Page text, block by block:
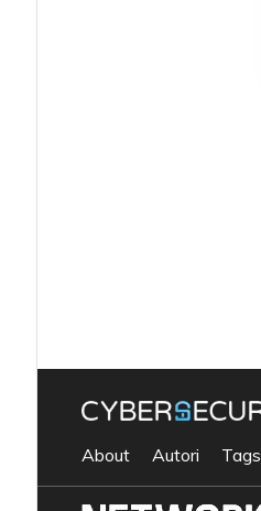
About Autori Tags